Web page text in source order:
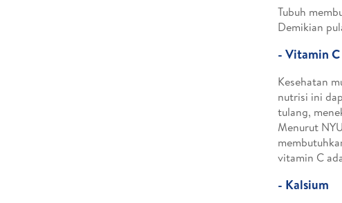
Tubuh
Demikian
- Vitamin C
Kesehatan
nutrisi ini
tulang,
Menurut
vitamin C
- Kalsium